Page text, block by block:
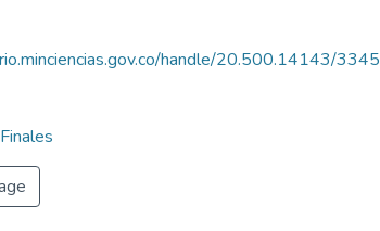
handle/20.500.14143/